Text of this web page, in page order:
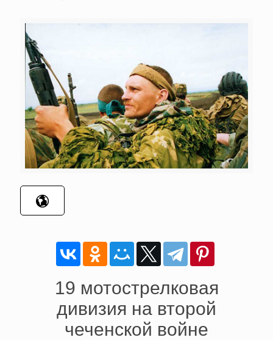
19 мотострелковая
дивизия на второй
чеченской войне